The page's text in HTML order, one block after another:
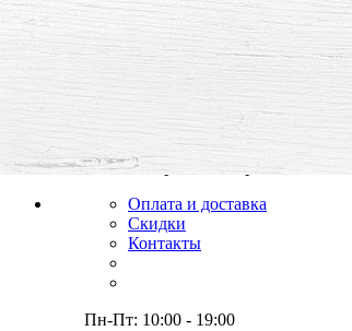
все для творчества и хобби,
товары, мастер-классы,
Оплата и доставка
Скидки
Контакты
Пн-Пт: 10:00 - 19:00